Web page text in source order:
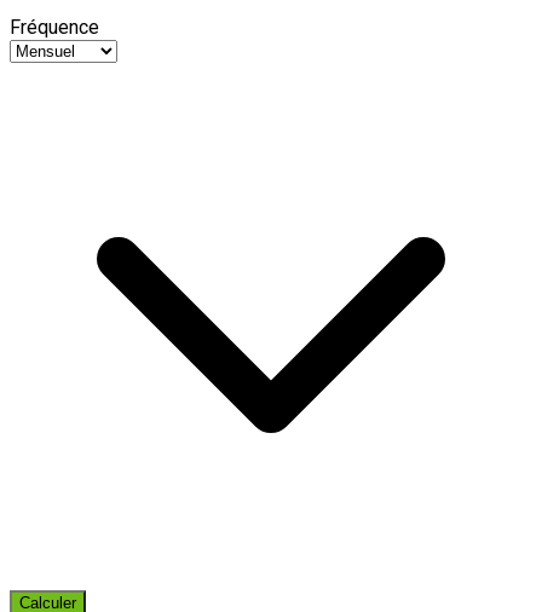
Fréquence
Calculer